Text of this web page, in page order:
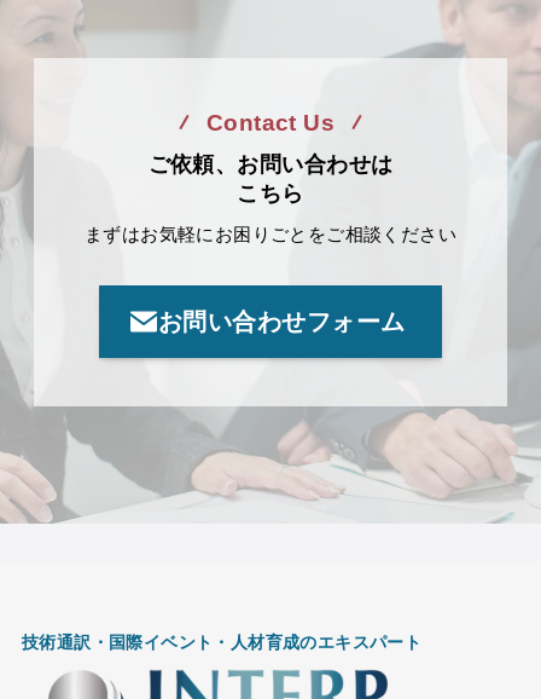
Contact Us
ご依頼、お問い合わせは
こちら
まずはお気軽にお困りごとをご相談ください
お問い合わせフォーム
技術通訳・国際イベント・ 人材育成のエキスパート